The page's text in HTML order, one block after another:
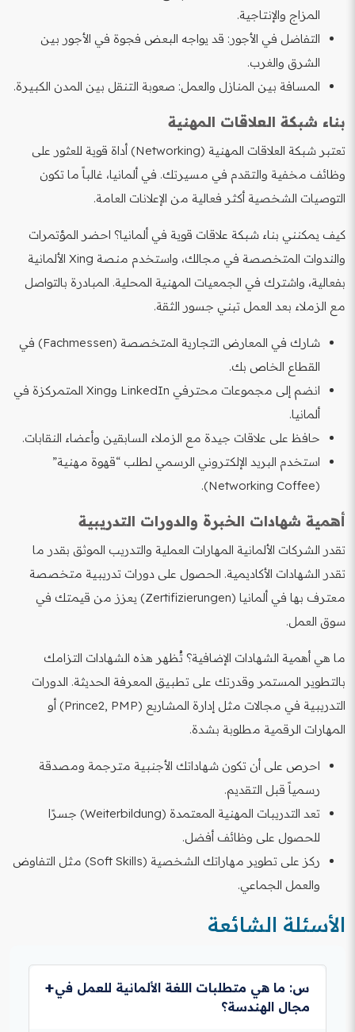
المزاج والإنتاجية.
التفاضل في الأجور: قد يواجه البعض فجوة في الأجور بين
الشرق والغرب.
المسافة بين المنازل والعمل: صعوبة التنقل بين المدن الكبيرة.
بناء شبكة العلاقات المهنية
تعتبر شبكة العلاقات المهنية (Networking) أداة قوية للعثور على
وظائف مخفية والتقدم في مسيرتك. في ألمانيا، غالباً ما تكون
التوصيات الشخصية أكثر فعالية من الإعلانات العامة.
كيف يمكنني بناء شبكة علاقات قوية في ألمانيا؟ احضر المؤتمرات
والندوات المتخصصة في مجالك، واستخدم منصة Xing الألمانية
بفعالية، واشترك في الجمعيات المهنية المحلية. المبادرة بالتواصل
مع الزملاء بعد العمل تبني جسور الثقة.
شارك في المعارض التجارية المتخصصة (Fachmessen) في
القطاع الخاص بك.
انضم إلى مجموعات محترفي LinkedIn وXing المتمركزة في
ألمانيا.
حافظ على علاقات جيدة مع الزملاء السابقين وأعضاء النقابات.
استخدم البريد الإلكتروني الرسمي لطلب “قهوة مهنية”
(Networking Coffee).
أهمية شهادات الخبرة والدورات التدريبية
تقدر الشركات الألمانية المهارات العملية والتدريب الموثق بقدر ما
تقدر الشهادات الأكاديمية. الحصول على دورات تدريبية متخصصة
معترف بها في ألمانيا (Zertifizierungen) يعزز من قيمتك في
سوق العمل.
ما هي أهمية الشهادات الإضافية؟ تُظهر هذه الشهادات التزامك
بالتطوير المستمر وقدرتك على تطبيق المعرفة الحديثة. الدورات
التدريبية في مجالات مثل إدارة المشاريع (Prince2, PMP) أو
المهارات الرقمية مطلوبة بشدة.
احرص على أن تكون شهاداتك الأجنبية مترجمة ومصدقة
رسمياً قبل التقديم.
تعد التدريبات المهنية المعتمدة (Weiterbildung) جسرًا
للحصول على وظائف أفضل.
ركز على تطوير مهاراتك الشخصية (Soft Skills) مثل التفاوض
والعمل الجماعي.
الأسئلة الشائعة
س: ما هي متطلبات اللغة الألمانية للعمل في
مجال الهندسة؟